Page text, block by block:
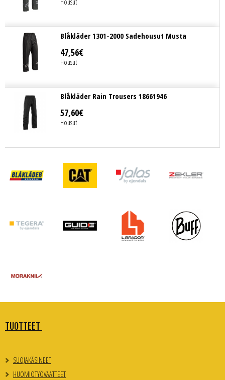
Blåkläder 1301-2000 Sadehousut Musta
47,56€
Housut
Blåkläder Rain Trousers 18661946
57,60€
Housut
TUOTTEET
SUOJAKÄSINEET
HUOMIOTYÖVAATTEET